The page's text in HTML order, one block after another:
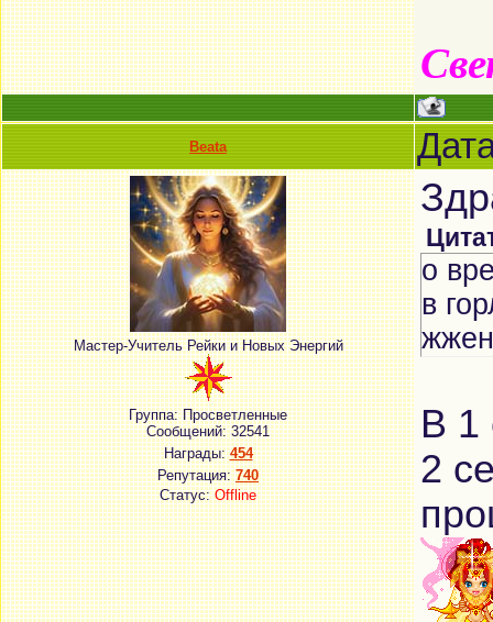
Beata
Мастер-Учитель Рейки и Новых Энергий
Группа: Просветленные
Сообщений:32541
Награды:454
Репутация:740
Статус:Offline
о
в
В 1
2